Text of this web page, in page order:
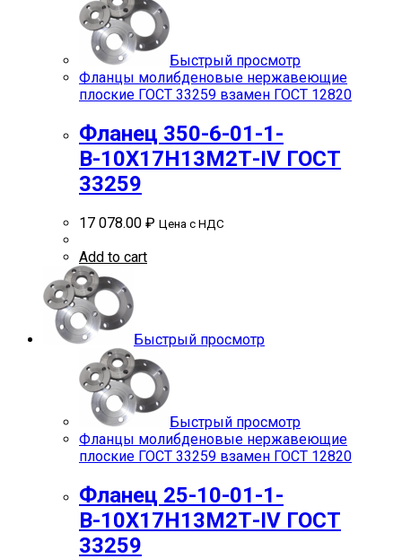
Быстрый просмотр
Фланцы молибденовые нержавеющие
плоские ГОСТ 33259 взамен ГОСТ 12820
Фланец 350-6-01-1-
В-10Х17Н13М2Т-IV ГОСТ
33259
17 078.00 ₽ Цена с НДС
Add to cart
Быстрый просмотр
Быстрый просмотр
Фланцы молибденовые нержавеющие
плоские ГОСТ 33259 взамен ГОСТ 12820
Фланец 25-10-01-1-
В-10Х17Н13М2Т-IV ГОСТ
33259